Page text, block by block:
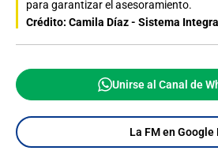
para garantizar el asesoramiento.
Crédito: Camila Díaz - Sistema
Unirse al Canal de
La FM en Google